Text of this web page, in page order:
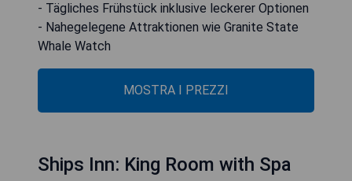
- Tägliches Frühstück inklusive leckerer Optionen
- Nahegelegene Attraktionen wie Granite State
Whale Watch
MOSTRA I PREZZI
Ships Inn: King Room with Spa